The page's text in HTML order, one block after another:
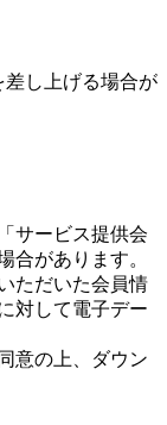
し上げる場合が
サービス提供会
合があります。
ただいた会員情
対して電子デー
意の上、ダウン